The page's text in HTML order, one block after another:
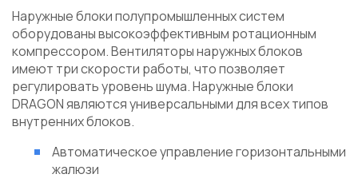
Наружные блоки полупромышленных систем
оборудованы высокоэффективным ротационным
компрессором. Вентиляторы наружных блоков
имеют три скорости работы, что позволяет
регулировать уровень шума. Наружные блоки
DRAGON являются универсальными для всех типов
внутренних блоков.
Автоматическое управление горизонтальными
жалюзи